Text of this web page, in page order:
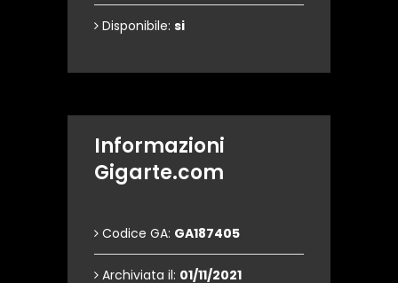
Disponibile: si
Informazioni
Gigarte.com
Codice GA: GA187405
Archiviata il: 01/11/2021